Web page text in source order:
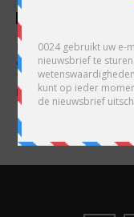
Hoofdredacteur en uitgever
ondernemer in hart en
Wijnschenk is uitgeven
horloges.